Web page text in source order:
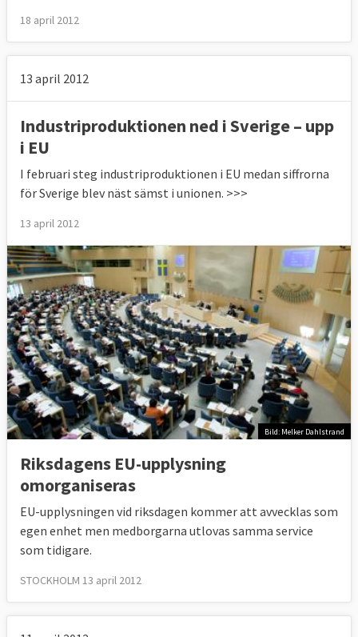
18 april 2012
13 april 2012
Industriproduktionen ned i Sverige – upp
i EU
I februari steg industriproduktionen i EU medan siffrorna
för Sverige blev näst sämst i unionen. >>>
13 april 2012
Bild: Melker Dahlstrand
Riksdagens EU-upplysning
omorganiseras
EU-upplysningen vid riksdagen kommer att avvecklas som
egen enhet men medborgarna utlovas samma service
som tidigare.
STOCKHOLM 13 april 2012